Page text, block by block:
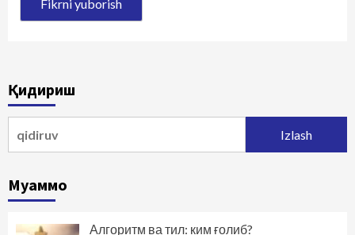
Қидириш
Муаммо
Алгоритм ва тил: ким ғолиб?